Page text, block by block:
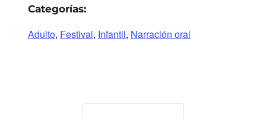
Categorías:
Adulto, Festival, Infantil, Narración oral